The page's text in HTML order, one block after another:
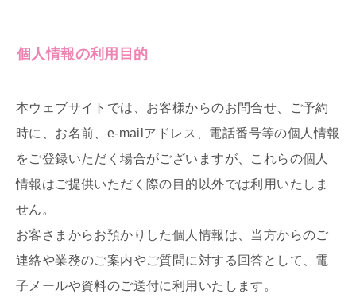
個人情報の利用目的
本ウェブサイトでは、お客様からのお問合せ、ご予約
時に、お名前、e-mailアドレス、電話番号等の個人情報
をご登録いただく場合がございますが、これらの個人
情報はご提供いただく際の目的以外では利用いたしま
せん。
お客さまからお預かりした個人情報は、当方からのご
連絡や業務のご案内やご質問に対する回答として、電
子メールや資料のご送付に利用いたします。